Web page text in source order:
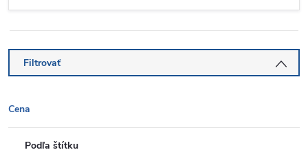
Filtrovať
Cena
Podľa štítku